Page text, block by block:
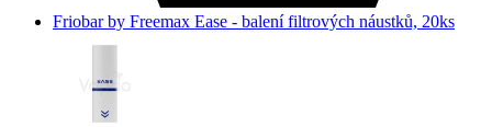
Friobar by Freemax Ease - balení filtrových náustků, 20ks